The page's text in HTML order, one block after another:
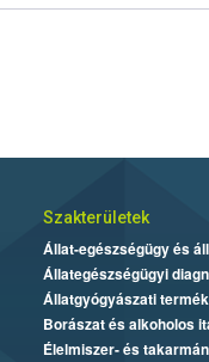
Szakterületek
Állat-egészségügy és
Állategészségügyi
Állatgyógyászati
Borászat és alkoholos
Élelmiszer- és